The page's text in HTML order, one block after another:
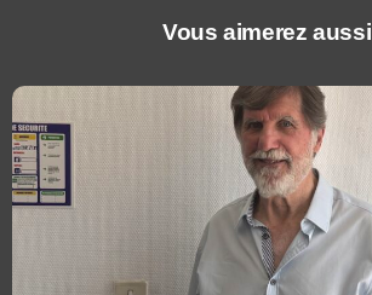
Vous aimerez aussi